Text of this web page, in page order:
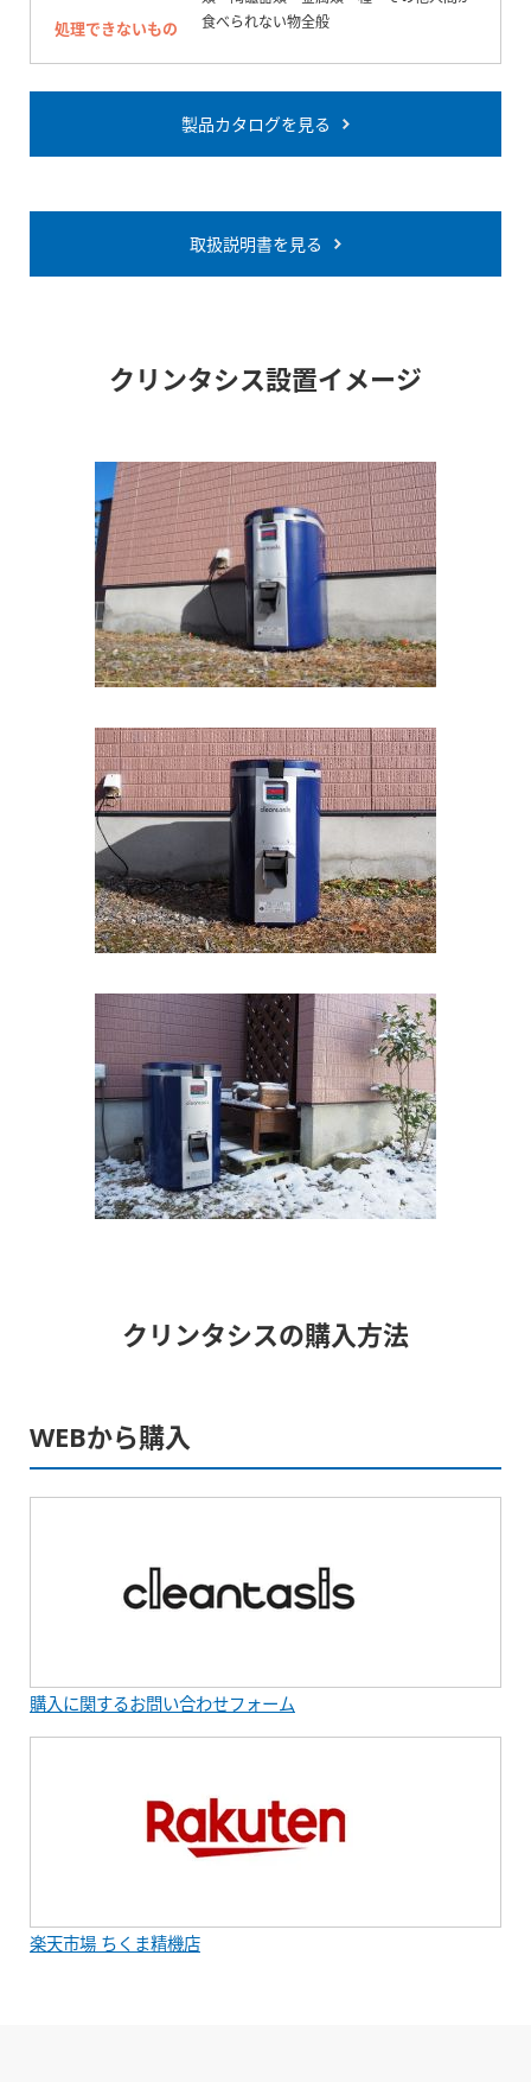
処理できないもの
食べられない物全般
製品カタログを見る
取扱説明書を見る
クリンタシス設置イメージ
クリンタシスの購入方法
WEBから購入
購入に関するお問い合わせフォーム
楽天市場 ちくま精機店